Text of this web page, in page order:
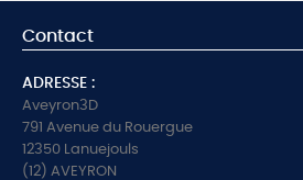
Contact
ADRESSE :
Aveyron3D
791 Avenue du Rouergue
12350 Lanuejouls
(12) AVEYRON